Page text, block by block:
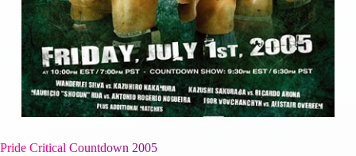
Pride Critical Countdown 2005